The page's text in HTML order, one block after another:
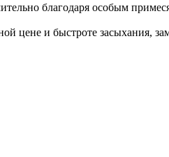
благодаря особым
цене и быстроте засыхания,